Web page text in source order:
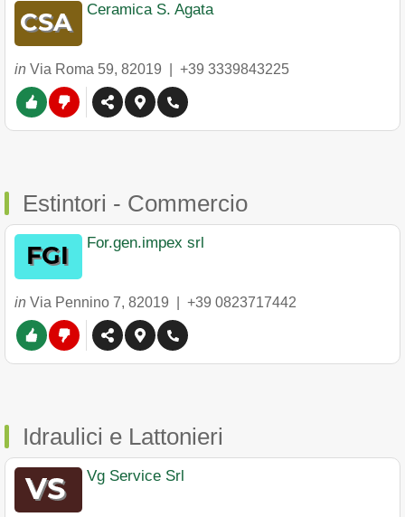
Ceramica S. Agata
in Via Roma 59, 82019 +39 3339843225
Estintori - Commercio
For.gen.impex srl
in Via Pennino 7, 82019 +39 0823717442
Idraulici e Lattonieri
Vg Service Srl